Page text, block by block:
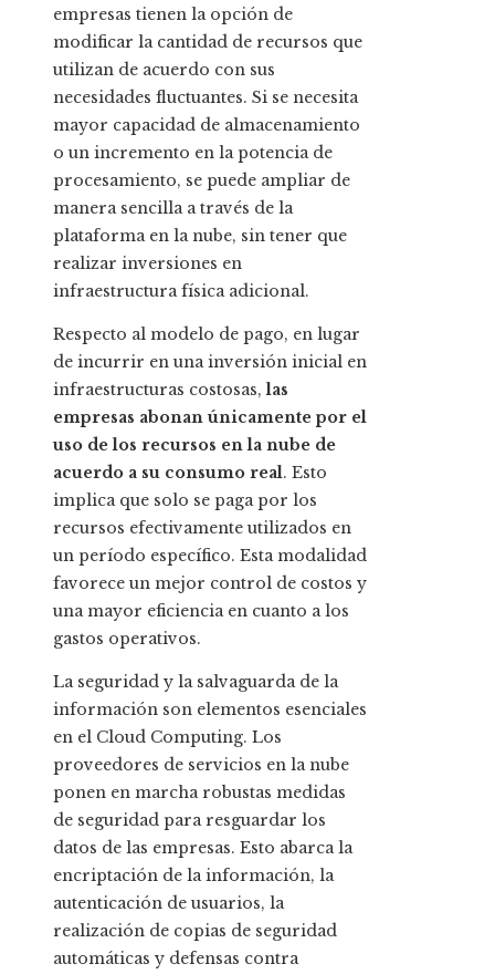
empresas tienen la opción de
modificar la cantidad de recursos que
utilizan de acuerdo con sus
necesidades fluctuantes. Si se necesita
mayor capacidad de almacenamiento
o un incremento en la potencia de
procesamiento, se puede ampliar de
manera sencilla a través de la
plataforma en la nube, sin tener que
realizar inversiones en
infraestructura física adicional.
Respecto al modelo de pago, en lugar
de incurrir en una inversión inicial en
infraestructuras costosas,las
empresas abonan únicamente por el
uso de los recursos en la nube de
acuerdo a su consumo real. Esto
implica que solo se paga por los
recursos efectivamente utilizados en
un período específico. Esta modalidad
favorece un mejor control de costos y
una mayor eficiencia en cuanto a los
gastos operativos.
La seguridad y la salvaguarda de la
información son elementos esenciales
en el Cloud Computing. Los
proveedores de servicios en la nube
ponen en marcha robustas medidas
de seguridad para resguardar los
datos de las empresas. Esto abarca la
encriptación de la información, la
autenticación de usuarios, la
realización de copias de seguridad
automáticas y defensas contra